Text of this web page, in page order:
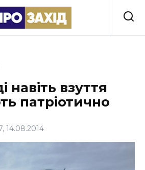
навіть взуття
патріотично
14.08.2014